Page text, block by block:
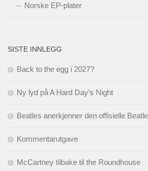
Norske EP-plater
SISTE INNLEGG
Back to the egg i 2027?
Ny lyd på A Hard Day’s Night
Beatles anerkjenner den offisielle
Kommentarutgave
McCartney tilbake til the Roundhouse